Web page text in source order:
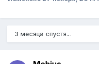
3 месяца спустя...